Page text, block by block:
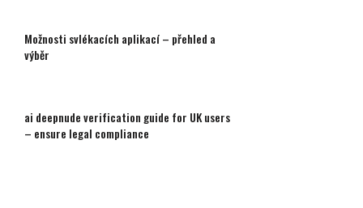
Možnosti svlékacích aplikací – přehled a
výběr
ai deepnude verification guide for UK users
– ensure legal compliance